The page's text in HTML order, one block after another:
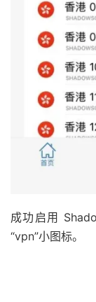
成功启用
“vpn”小图标。